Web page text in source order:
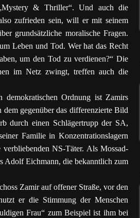
& Thriller“. Und auch die
zufrieden sein, will er mit seinem
grundsätzliche moralische Fragen.
Leben und Tod. Wer hat das Recht
um den Tod zu verdienen?“ Die
im Netz zwingt, treffen auch die
Ordnung ist Zamirs
gegenüber das differenzierte Bild
durch einen Schlägertrupp der SA,
Familie in Konzentrationslagern
NS-Täter. Als Mossad-
Adolf Eichmann, die bekanntlich zum
Zamir auf offener Straße, vor den
er die Stimmung der Menschen
Frau“ zum Beispiel ist ihm bei